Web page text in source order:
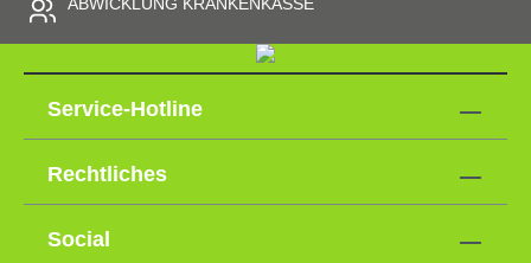
ABWICKLUNG KRANKENKASSE
Service-Hotline
Rechtliches
Social